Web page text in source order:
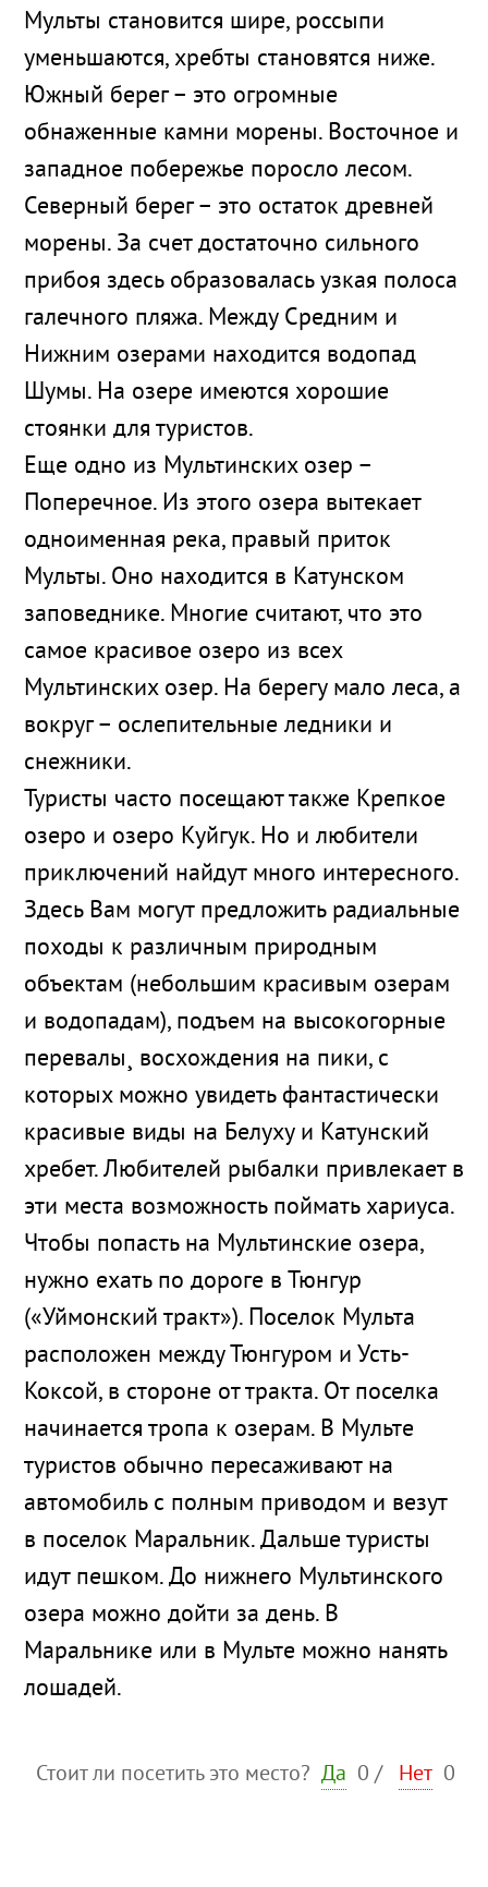
Мульты становится шире, россыпи
уменьшаются, хребты становятся ниже.
Южный берег – это огромные
обнаженные камни морены. Восточное и
западное побережье поросло лесом.
Северный берег – это остаток древней
морены. За счет достаточно сильного
прибоя здесь образовалась узкая полоса
галечного пляжа. Между Средним и
Нижним озерами находится водопад
Шумы. На озере имеются хорошие
стоянки для туристов.
Еще одно из Мультинских озер –
Поперечное. Из этого озера вытекает
одноименная река, правый приток
Мульты. Оно находится в Катунском
заповеднике. Многие считают, что это
самое красивое озеро из всех
Мультинских озер. На берегу мало леса, а
вокруг – ослепительные ледники и
снежники.
Туристы часто посещают также Крепкое
озеро и озеро Куйгук. Но и любители
приключений найдут много интересного.
Здесь Вам могут предложить радиальные
походы к различным природным
объектам (небольшим красивым озерам
и водопадам), подъем на высокогорные
перевалы¸ восхождения на пики, с
которых можно увидеть фантастически
красивые виды на Белуху и Катунский
хребет. Любителей рыбалки привлекает в
эти места возможность поймать хариуса.
Чтобы попасть на Мультинские озера,
нужно ехать по дороге в Тюнгур
(«Уймонский тракт»). Поселок Мульта
расположен между Тюнгуром и Усть-
Коксой, в стороне от тракта. От поселка
начинается тропа к озерам. В Мульте
туристов обычно пересаживают на
автомобиль с полным приводом и везут
в поселок Маральник. Дальше туристы
идут пешком. До нижнего Мультинского
озера можно дойти за день. В
Маральнике или в Мульте можно нанять
лошадей.
Стоит ли посетить это место? Да 0 / Нет 0